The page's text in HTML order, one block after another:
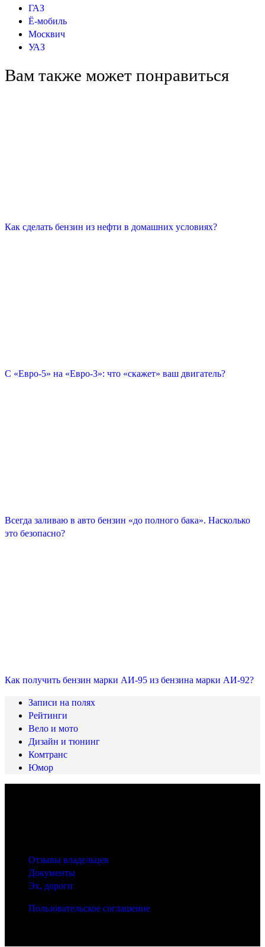
ГАЗ
Ё-мобиль
Москвич
УАЗ
Вам также может понравиться
Как сделать бензин из нефти в домашних условиях?
С «Евро-5» на «Евро-3»: что «скажет» ваш двигатель?
Всегда заливаю в авто бензин «до полного бака». Насколько
это безопасно?
Как получить бензин марки АИ-95 из бензина марки АИ-92?
Записи на полях
Рейтинги
Вело и мото
Дизайн и тюнинг
Комтранс
Юмор
Отзывы владельцев
Документы
Эх, дороги
Пользовательское соглашение